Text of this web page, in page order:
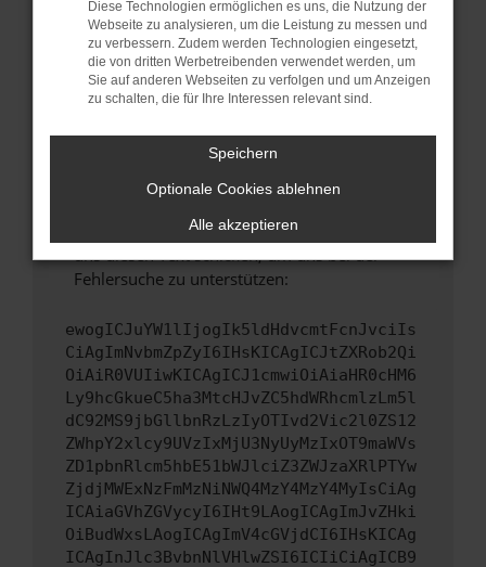
Betriebssystem auf dem neuesten Stand
sind.
Veraltete Software birgt nicht nur ein
Sicherheitsrisiko, sondern kann auch dazu
führen, dass bestimmte Funktionen nicht mehr
Wende dich an den Webseitenbetreiber.
Wenn du alle oben genannten Schritte versucht
versuchen, das Problem zu beheben. Du kannst
uns diesen Text schicken, um uns bei der
Fehlersuche zu unterstützen:
ewogICJuYW1lIjogIk5ldHdvcmtFcnJvciIs
CiAgImNvbmZpZyI6IHsKICAgICJtZXRob2Qi
OiAiR0VUIiwKICAgICJ1cmwiOiAiaHR0cHM6
Ly9hcGkueC5ha3MtcHJvZC5hdWRhcmlzLm5l
dC92MS9jbGllbnRzLzIyOTIvd2Vic2l0ZS12
ZWhpY2xlcy9UVzIxMjU3NyUyMzIxOT9maWVs
ZD1pbnRlcm5hbE51bWJlciZ3ZWJzaXRlPTYw
ZjdjMWExNzFmMzNiNWQ4MzY4MzY4MyIsCiAg
ICAiaGVhZGVycyI6IHt9LAogICAgImJvZHki
OiBudWxsLAogICAgImV4cGVjdCI6IHsKICAg
ICAgInJlc3BvbnNlVHlwZSI6ICIiCiAgICB9
Diese Technologien ermöglichen es uns, die Nutzung der
Webseite zu analysieren, um die Leistung zu messen und
zu verbessern. Zudem werden Technologien eingesetzt,
die von dritten Werbetreibenden verwendet werden, um
Sie auf anderen Webseiten zu verfolgen und um Anzeigen
zu schalten, die für Ihre Interessen relevant sind.
Speichern
Optionale Cookies ablehnen
Alle akzeptieren